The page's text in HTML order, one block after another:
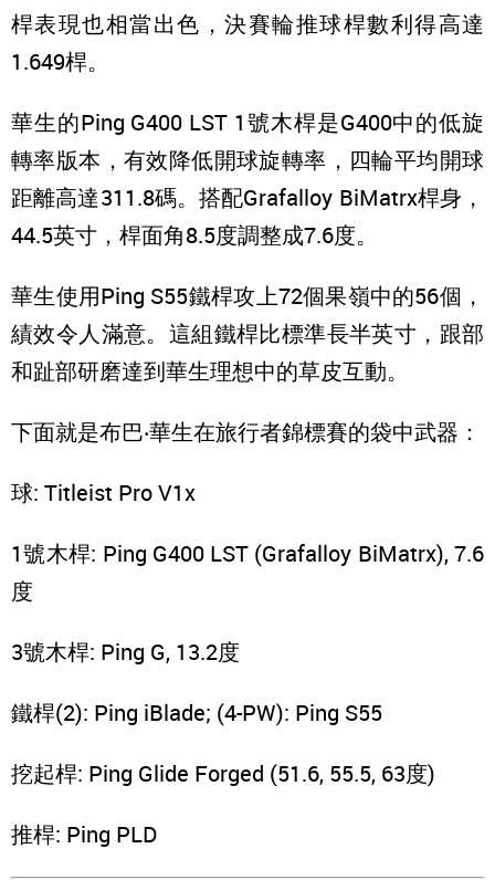
桿表現也相當出色，決賽輪推球桿數利得高達
1.649桿。
華生的Ping G400 LST 1號木桿是G400中的低旋
轉率版本，有效降低開球旋轉率，四輪平均開球
距離高達311.8碼。搭配Grafalloy BiMatrx桿身，
44.5英寸，桿面角8.5度調整成7.6度。
華生使用Ping S55鐵桿攻上72個果嶺中的56個，
績效令人滿意。這組鐵桿比標準長半英寸，跟部
和趾部研磨達到華生理想中的草皮互動。
下面就是布巴‧華生在旅行者錦標賽的袋中武器：
球: Titleist Pro V1x
1號木桿: Ping G400 LST (Grafalloy BiMatrx), 7.6
度
3號木桿: Ping G, 13.2度
鐵桿(2): Ping iBlade; (4-PW): Ping S55
挖起桿: Ping Glide Forged (51.6, 55.5, 63度)
推桿: Ping PLD